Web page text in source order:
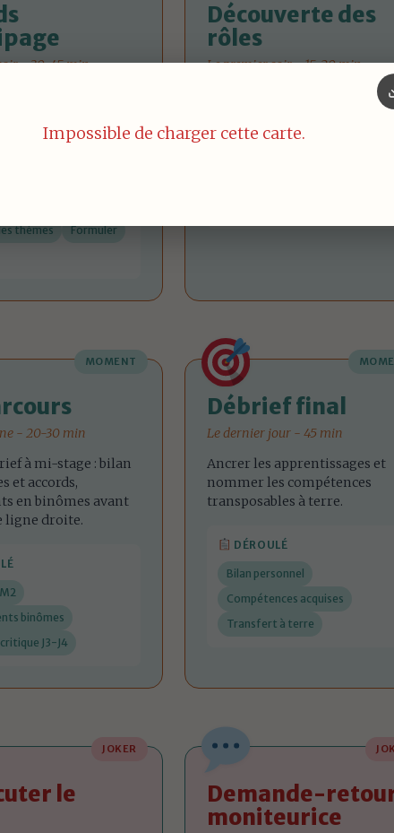
- 30-45 min
et limites.
thèmes
Formuler
Découverte des
rôles
Le premier soir - 15-20 min
Présenter les 4 rôles et leurs
marins inspirants, distribuer
premières missions.
MOMENT
- 20-30 min
à mi-stage : bilan
et accords,
en binômes avant
ligne droite.
binômes
J3-J4
Débrief final
Le dernier jour - 45 min
Ancrer les apprentissages et
nommer les compétences
transposables à terre.
DÉROULÉ
Bilan personnel
Compétences acquises
Transfert à terre
JOKER
le
Demande-
moniteurice
Impossible de charger cette carte.